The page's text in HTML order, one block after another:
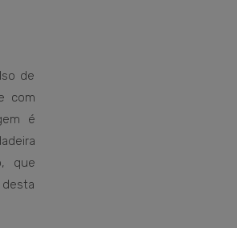
de
com
é
que